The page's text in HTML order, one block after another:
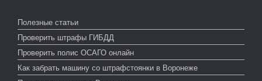
Полезные статьи
Проверить штрафы ГИБДД
Проверить полис ОСАГО онлайн
Как забрать машину со штрафстоянки в Воронеже